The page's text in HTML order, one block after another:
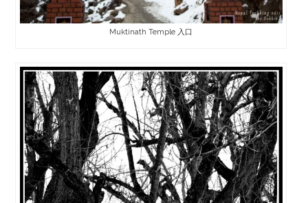
Muktinath Temple 入口